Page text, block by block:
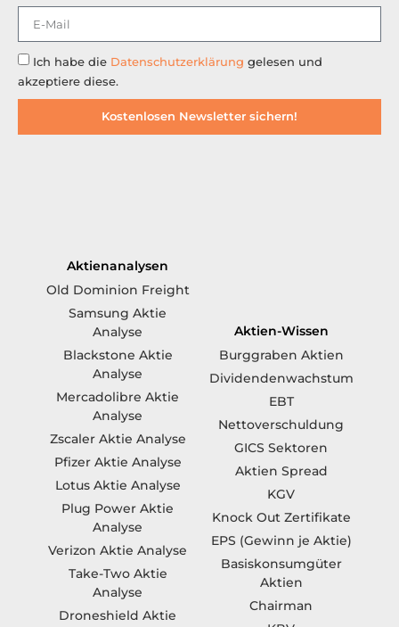
Ich habe die Datenschutzerklärung gelesen und
akzeptiere diese.
Kostenlosen Newsletter sichern!
Aktienanalysen
Old Dominion Freight
Samsung Aktie
Analyse
Blackstone Aktie
Analyse
Mercadolibre Aktie
Analyse
Zscaler Aktie Analyse
Pfizer Aktie Analyse
Lotus Aktie Analyse
Plug Power Aktie
Analyse
Verizon Aktie Analyse
Take-Two Aktie
Analyse
Droneshield Aktie
Aktien-Wissen
Burggraben Aktien
Dividendenwachstum
EBT
Nettoverschuldung
GICS Sektoren
Aktien Spread
KGV
Knock Out Zertifikate
EPS (Gewinn je Aktie)
Basiskonsumgüter
Aktien
Chairman